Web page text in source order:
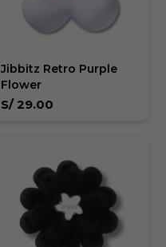
Jibbitz Retro Purple
Flower
S/ 29.00